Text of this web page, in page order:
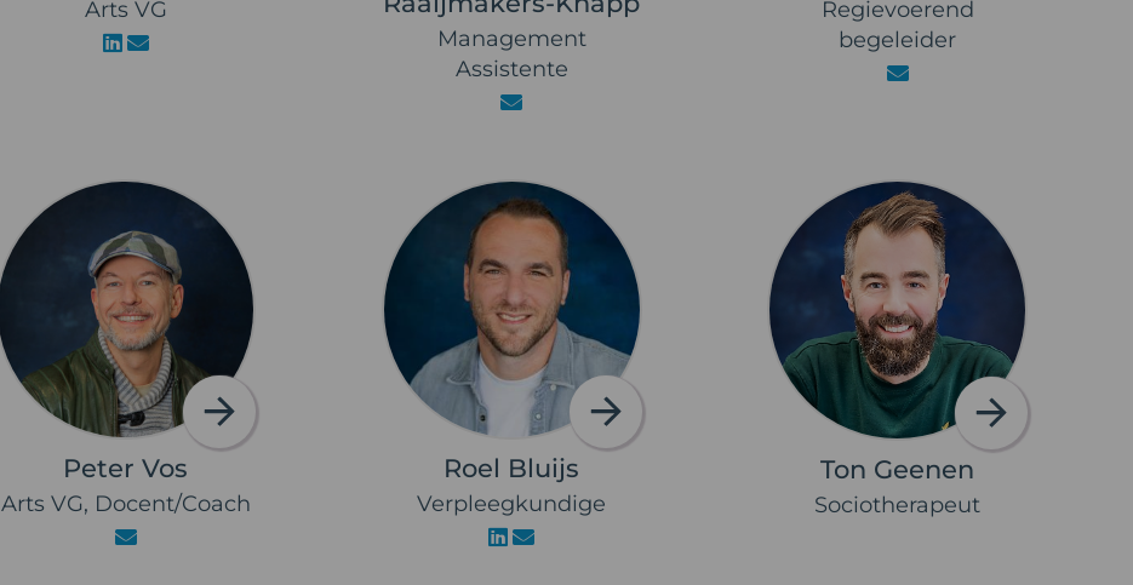
Arts VG
Management
Assistente
Regievoerend
begeleider
Peter Vos
Arts VG, Docent/Coach
Roel Bluijs
Verpleegkundige
Ton Geenen
Sociotherapeut